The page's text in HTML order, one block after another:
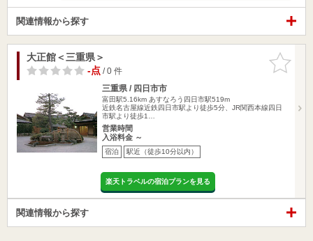
関連情報から探す
お気に入
りに追加
大正館＜三重県＞
-点/ 0 件
三重県 / 四日市市
富田駅5.16km あすなろう四日市駅519m
近鉄名古屋線近鉄四日市駅より徒歩5分、JR関西本線四日
市駅より徒歩1…
営業時間
入浴料金 ～
宿泊 駅近（徒歩10分以内）
楽天トラベルの宿泊プランを見る
関連情報から探す